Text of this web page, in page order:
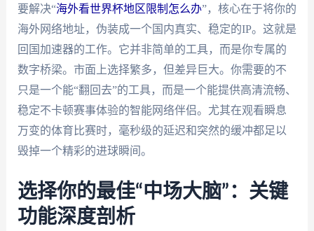
要解决“海外看世界杯地区限制怎么办”，核心在于将你的
海外网络地址，伪装成一个国内真实、稳定的IP。这就是
回国加速器的工作。它并非简单的工具，而是你专属的
数字桥梁。市面上选择繁多，但差异巨大。你需要的不
只是一个能“翻回去”的工具，而是一个能提供高清流畅、
稳定不卡顿赛事体验的智能网络伴侣。尤其在观看瞬息
万变的体育比赛时，毫秒级的延迟和突然的缓冲都足以
毁掉一个精彩的进球瞬间。
选择你的最佳“中场大脑”：关键
功能深度剖析